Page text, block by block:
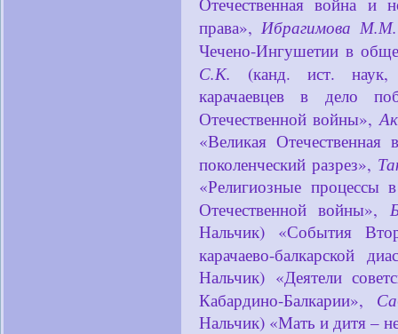
права»,Ибрагимова М.М.
Чечено-Ингушетии в
С.К. (канд. ист. наук,
карачаевцев в дело
Отечественной войны»,
«Великая Отечественная
поколенческий разрез»,
«Религиозные процессы
Отечественной войны»,
Нальчик) «События
карачаево-балкарской
Нальчик) «Деятели
Кабардино-Балкарии»,
Нальчик) «Мать и дитя –